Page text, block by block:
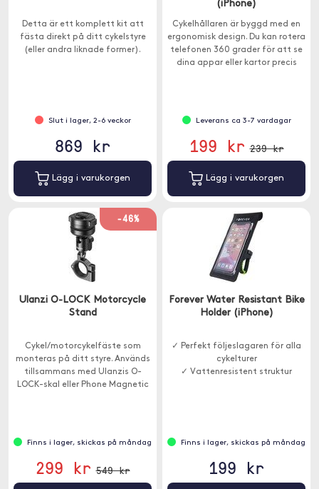
Detta är ett komplett kit att
fästa direkt på ditt cykelstyre
(eller andra liknade former).
Slut i lager, 2-6 veckor
869 kr
Lägg i varukorgen
(iPhone)
Cykelhållaren är byggd med en
ergonomisk design. Du kan rotera
telefonen 360 grader för att se
dina appar eller kartor precis
Leverans ca 3-7 vardagar
199 kr 239 kr
Lägg i varukorgen
-46%
Ulanzi O-LOCK Motorcycle
Stand
Cykel/motorcykelfäste som
monteras på ditt styre. Används
tillsammans med Ulanzis O-
LOCK-skal eller Phone Magnetic
Finns i lager, skickas på måndag
299 kr 549 kr
Forever Water Resistant Bike
Holder (iPhone)
✓ Perfekt följeslagaren för alla
cykelturer
✓ Vattenresistent struktur
Finns i lager, skickas på måndag
199 kr